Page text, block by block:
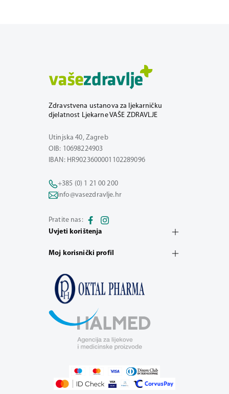
Zdravstvena ustanova za ljekarničku
djelatnost Ljekarne VAŠE ZDRAVLJE
Utinjska 40, Zagreb
OIB: 10698224903
IBAN: HR9023600001102289096
+385 (0) 1 21 00 200
info@vasezdravlje.hr
Pratite nas:
Uvjeti korištenja
Moj korisnički profil